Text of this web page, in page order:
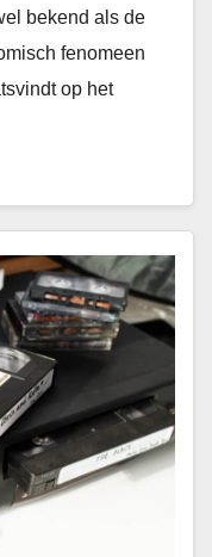
bekend als de
fenomeen
op het